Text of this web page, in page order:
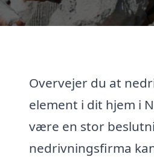
Overvejer du at
element i dit hjem i
være en stor
nedrivningsfirma